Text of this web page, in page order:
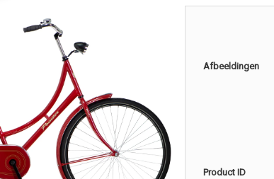
Afbeeldingen
Product ID